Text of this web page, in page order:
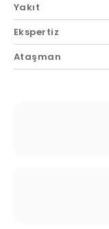
Yakıt
Ekspertiz
Ataşman